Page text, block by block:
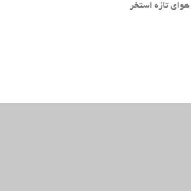
هوای تازه استخر